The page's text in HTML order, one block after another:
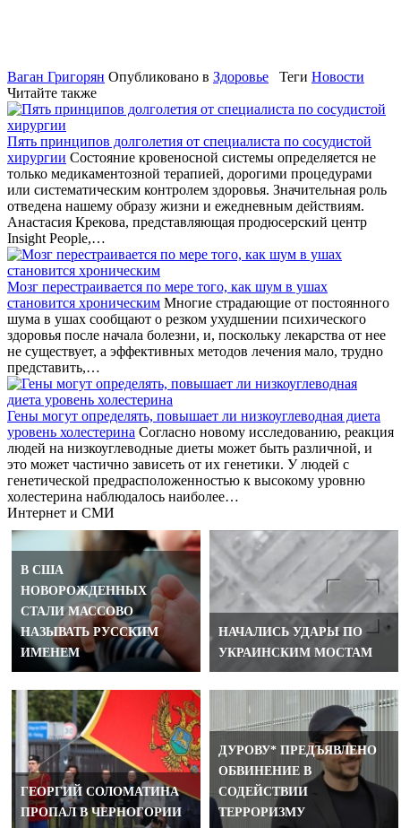
Ваган Григорян Опубликовано в Здоровье Теги Новости
Читайте также
Пять принципов долголетия от специалиста по сосудистой
хирургии Состояние кровеносной системы определяется не
только медикаментозной терапией, дорогими процедурами
или систематическим контролем здоровья. Значительная роль
отведена нашему образу жизни и ежедневным действиям.
Анастасия Крекова, представляющая продюсерский центр
Insight People,…
Мозг перестраивается по мере того, как шум в ушах
становится хроническим Многие страдающие от постоянного
шума в ушах сообщают о резком ухудшении психического
здоровья после начала болезни, и, поскольку лекарства от нее
не существует, а эффективных методов лечения мало, трудно
представить,…
Гены могут определять, повышает ли низкоуглеводная диета
уровень холестерина Согласно новому исследованию, реакция
людей на низкоуглеводные диеты может быть различной, и
это может частично зависеть от их генетики. У людей с
генетической предрасположенностью к высокому уровню
холестерина наблюдалось наиболее…
Интернет и СМИ
В США
НОВОРОЖДЕННЫХ
СТАЛИ МАССОВО
НАЗЫВАТЬ РУССКИМ
ИМЕНЕМ
НАЧАЛИСЬ УДАРЫ ПО
УКРАИНСКИМ МОСТАМ
ГЕОРГИЙ СОЛОМАТИНА
ПРОПАЛ В ЧЕРНОГОРИИ
ДУРОВУ* ПРЕДЪЯВЛЕНО
ОБВИНЕНИЕ В
СОДЕЙСТВИИ
ТЕРРОРИЗМУ